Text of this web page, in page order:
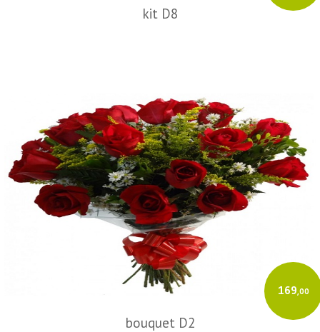
kit D8
169,00
bouquet D2